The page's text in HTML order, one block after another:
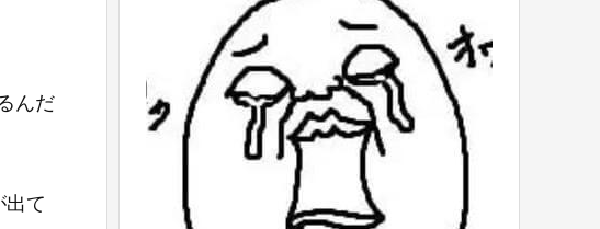
んだ
出て